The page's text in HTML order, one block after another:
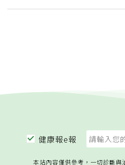
健康報e報
本站內容僅供參考，一切診斷與